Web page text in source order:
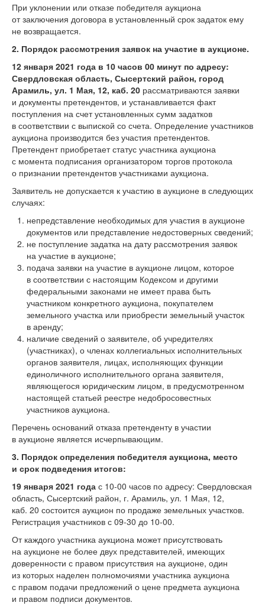
При уклонении или отказе победителя аукциона
от заключения договора в установленный срок задаток ему
не возвращается.
2. Порядок рассмотрения заявок на участие в аукционе.
12 января 2021 года в 10 часов 00 минут по адресу:
Свердловская область, Сысертский район, город
Арамиль, ул. 1 Мая, 12, каб. 20 рассматриваются заявки
и документы претендентов, и устанавливается факт
поступления на счет установленных сумм задатков
в соответствии с выпиской со счета. Определение участников
аукциона производится без участия претендентов.
Претендент приобретает статус участника аукциона
с момента подписания организатором торгов протокола
о признании претендентов участниками аукциона.
Заявитель не допускается к участию в аукционе в следующих
случаях:
непредставление необходимых для участия в аукционе
документов или представление недостоверных сведений;
не поступление задатка на дату рассмотрения заявок
на участие в аукционе;
подача заявки на участие в аукционе лицом, которое
в соответствии с настоящим Кодексом и другими
федеральными законами не имеет права быть
участником конкретного аукциона, покупателем
земельного участка или приобрести земельный участок
в аренду;
наличие сведений о заявителе, об учредителях
(участниках), о членах коллегиальных исполнительных
органов заявителя, лицах, исполняющих функции
единоличного исполнительного органа заявителя,
являющегося юридическим лицом, в предусмотренном
настоящей статьей реестре недобросовестных
участников аукциона.
Перечень оснований отказа претенденту в участии
в аукционе является исчерпывающим.
3. Порядок определения победителя аукциона, место
и срок подведения итогов:
19 января 2021 года с 10-00 часов по адресу: Свердловская
область, Сысертский район, г. Арамиль, ул. 1 Мая, 12,
каб. 20 состоится аукцион по продаже земельных участков.
Регистрация участников с 09-30 до 10-00.
От каждого участника аукциона может присутствовать
на аукционе не более двух представителей, имеющих
доверенности с правом присутствия на аукционе, один
из которых наделен полномочиями участника аукциона
с правом подачи предложений о цене предмета аукциона
и правом подписи документов.